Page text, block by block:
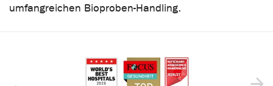
umfangreichen Bioproben-Handling.